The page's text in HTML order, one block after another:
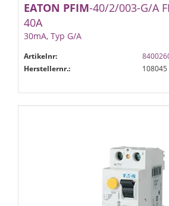
EATON PFIM-40/2/003-G/A
40A
30mA, Typ G/A
Artikelnr:
Herstellernr.:
108045